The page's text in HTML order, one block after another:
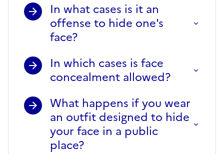
In what cases is it an
offense to hide one's
face?
In which cases is face
concealment allowed?
What happens if you wear
an outfit designed to hide
your face in a public
place?